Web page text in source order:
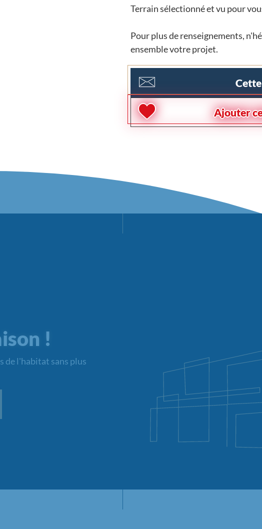
Terrain sélectionné et vu pour
Pour plus de renseignements,
ensemble votre projet.
Ajouter
!
de l'habitat sans plus